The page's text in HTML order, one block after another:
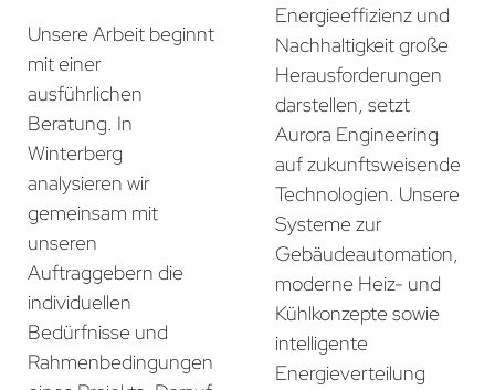
Unsere Arbeit beginnt
mit einer
ausführlichen
Beratung. In
Winterberg
analysieren wir
gemeinsam mit
unseren
Auftraggebern die
individuellen
Bedürfnisse und
Rahmenbedingungen
Energieeffizienz und
Nachhaltigkeit große
Herausforderungen
darstellen, setzt
Aurora Engineering
auf zukunftsweisende
Technologien. Unsere
Systeme zur
Gebäudeautomation,
moderne Heiz- und
Kühlkonzepte sowie
intelligente
Energieverteilung